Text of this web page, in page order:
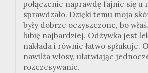
połączenie naprawdę fajnie się u
sprawdzało. Dzięki temu moja
były dobrze oczyszczone, bo
lubię najbardziej. Odżywka jest
nakłada i równie łatwo spłukuje.
nawilża włosy, ułatwiając
rozczesywanie.